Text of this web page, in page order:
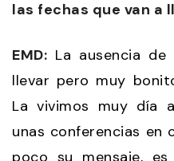
las fechas que van a
EMD: La ausencia
llevar pero muy
La vivimos muy día
unas conferencias en